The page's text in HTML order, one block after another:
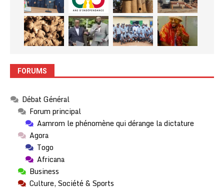
FORUMS
Débat Général
Forum principal
Aamrom le phénomène qui dérange la dictature
Agora
Togo
Africana
Business
Culture, Société & Sports